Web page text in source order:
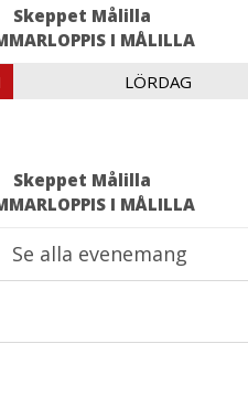
Skeppet Målilla
I MÅLILLA
LÖRDAG
Skeppet Målilla
I MÅLILLA
Se alla evenemang